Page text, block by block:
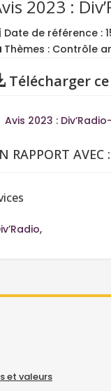
2023 :
Date de référence :
Thèmes : Contrôle
Télécharger
Avis 2023 :
RAPPORT AVEC :
,
et valeurs